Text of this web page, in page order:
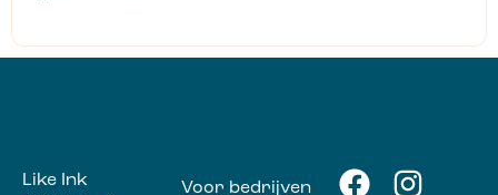
Like Ink
Voor bedrijven